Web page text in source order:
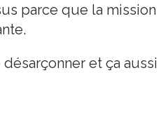
parce que la mission
et ça aussi